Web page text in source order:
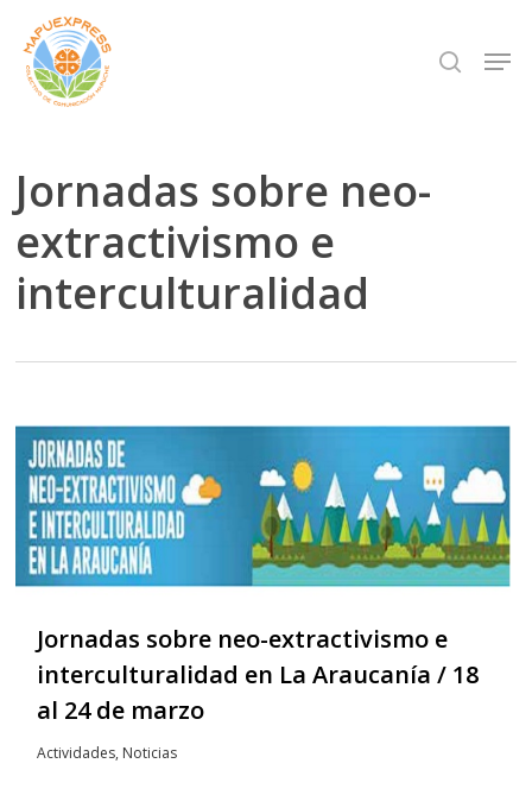
Skip
main
search
Jornadas sobre neo-
extractivismo e
interculturalidad
Jornadas sobre neo-extractivismo e
interculturalidad en La Araucanía / 18
al 24 de marzo
Actividades, Noticias
Close